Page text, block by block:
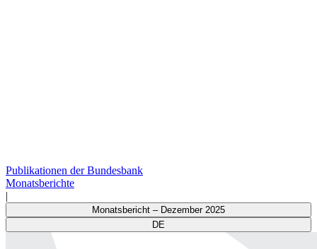
Publikationen der Bundesbank
Monatsberichte
|
Monatsbericht – Dezember 2025
DE